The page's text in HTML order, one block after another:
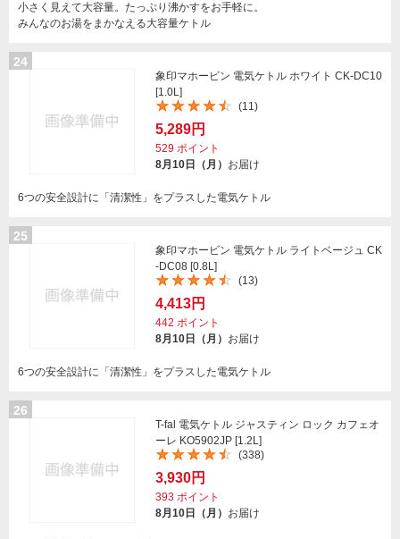
小さく見えて大容量。たっぷり沸かすをお手軽に。
みんなのお湯をまかなえる大容量ケトル
24
象印マホービン 電気ケトル ホワイト CK-DC10
[1.0L]
(11)
5,289円
529 ポイント
8月10日（月） お届け
6つの安全設計に「清潔性」をプラスした電気ケトル
25
象印マホービン 電気ケトル ライトベージュ CK
-DC08 [0.8L]
(13)
4,413円
442 ポイント
8月10日（月） お届け
6つの安全設計に「清潔性」をプラスした電気ケトル
26
T-fal 電気ケトル ジャスティン ロック カフェオ
ーレ KO5902JP [1.2L]
(338)
3,930円
393 ポイント
8月10日（月） お届け